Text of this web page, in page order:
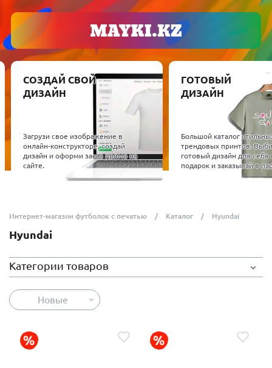
СОЗДАЙ СВОЙ
ДИЗАЙН
Загрузи свое изображение в
онлайн-конструкторе, создай
дизайн и оформи заказ прямо на
сайте.
ГОТОВЫЙ
ДИЗАЙН
Большой каталог
трендовых принтов.
готовый дизайн для себя
подарок и заказывай в
Интернет-магазин футболок с печатью Каталог Hyundai
Hyundai
Категории товаров
Новые